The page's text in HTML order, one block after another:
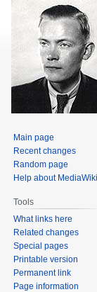
Main page
Recent changes
Random page
Help about MediaWiki
Tools
What links here
Related changes
Special pages
Printable version
Permanent link
Page information